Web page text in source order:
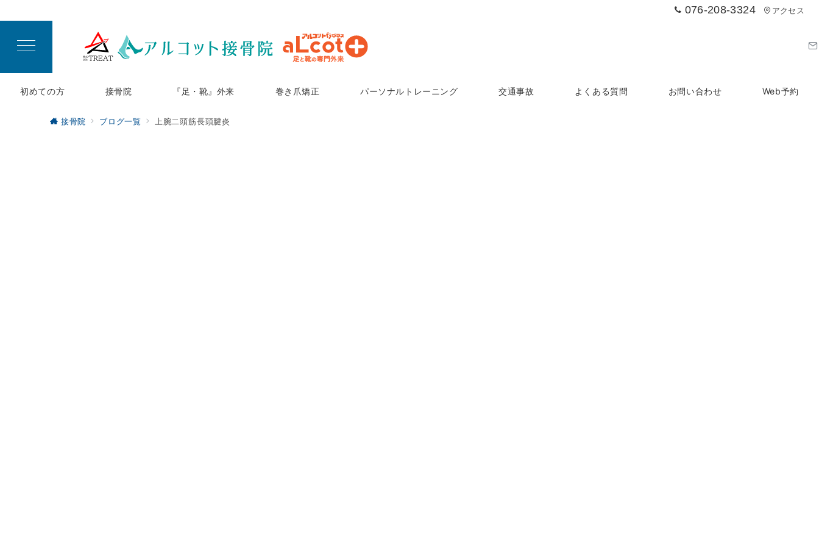
076-208-3324 アクセス
初めての方 接骨院 『足・靴』外来 巻き爪矯正 パーソナルトレーニング 交通事故 よくある質問 お問い合わせ Web予約
接骨院 ブログ一覧 上腕二頭筋長頭腱炎